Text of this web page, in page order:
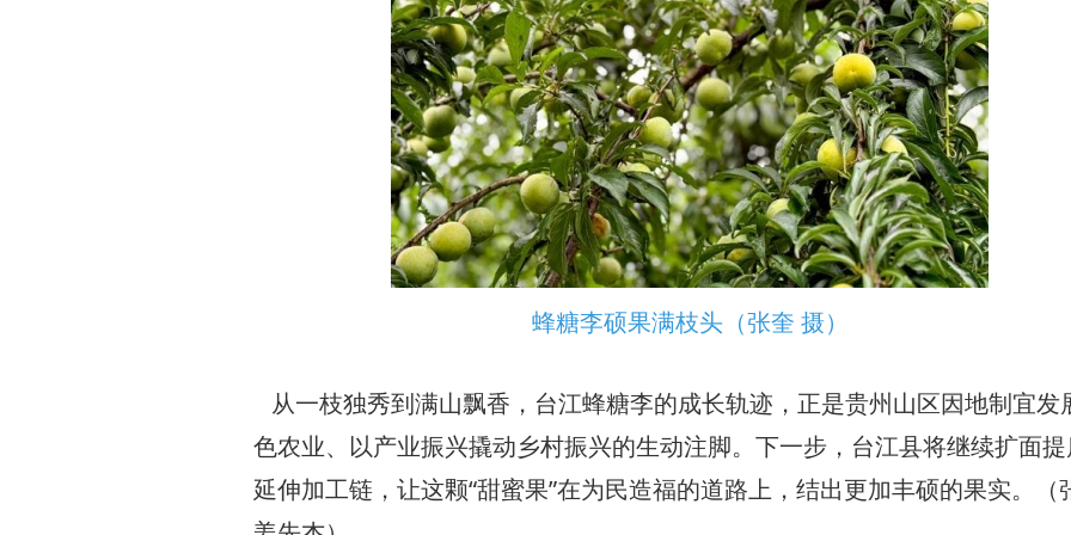
蜂糖李硕果满枝头（张奎 摄）
从一枝独秀到满山飘香，台江蜂糖李的成长轨迹，正是贵州山区因地制宜发
色农业、以产业振兴撬动乡村振兴的生动注脚。下一步，台江县将继续扩面提
延伸加工链，让这颗“甜蜜果”在为民造福的道路上，结出更加丰硕的果实。（